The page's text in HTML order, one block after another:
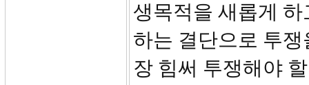
생목적을 새롭게
하는 결단으로 투
장 힘써 투쟁해야